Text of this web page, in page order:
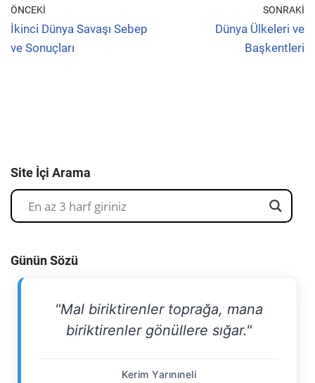
ÖNCEKI
İkinci Dünya Savaşı Sebep
ve Sonuçları
SONRAKI
Dünya Ülkeleri ve
Başkentleri
Site İçi Arama
Günün Sözü
"Mal biriktirenler toprağa, mana
biriktirenler gönüllere sığar."
Kerim Yarınıneli